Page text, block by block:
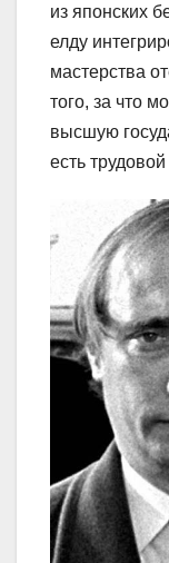
из японских
елду
мастерства
того, за что
высшую
есть